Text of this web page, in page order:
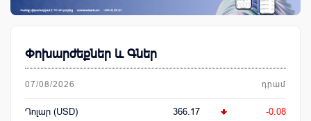
Փոխարժեքներ և Գներ
07/08/2026 դրամ
Դոլար (USD) 366.17 -0.08